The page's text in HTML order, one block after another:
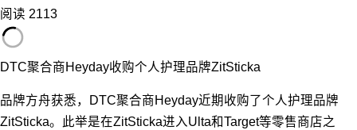
阅读 2113
DTC聚合商Heyday收购个人护理品牌ZitSticka
品牌方舟获悉，DTC聚合商Heyday近期收购了个人护理品牌
ZitSticka。此举是在ZitSticka进入Ulta和Target等零售商店之